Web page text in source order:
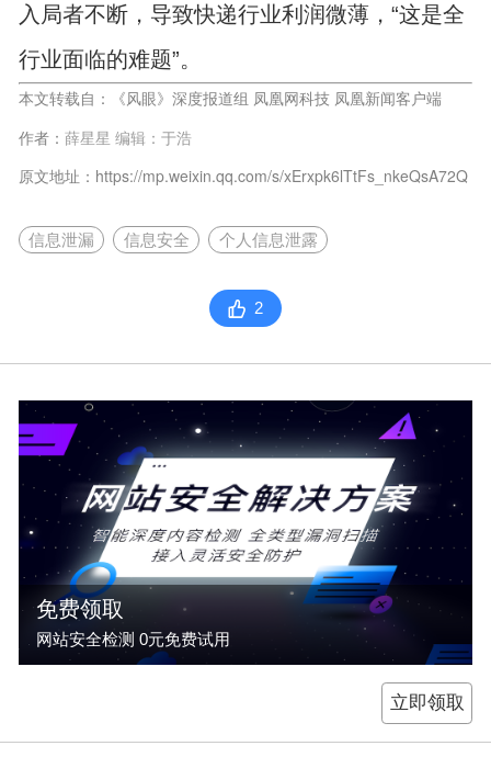
入局者不断，导致快递行业利润微薄，“这是全
行业面临的难题”。
本文转载自： 《风眼》深度报道组 凤凰网科技 凤凰新闻客户端
作者： 薛星星 编辑：于浩
原文地址：https://mp.weixin.qq.com/s/xErxpk6lTtFs_nkeQsA72Q
信息泄漏 信息安全 个人信息泄露
2
免费领取
网站安全检测 0元免费试用
立即领取